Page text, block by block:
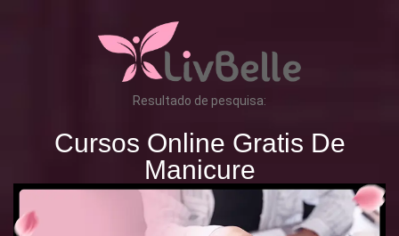
Resultado de pesquisa:
Cursos Online Gratis De
Manicure